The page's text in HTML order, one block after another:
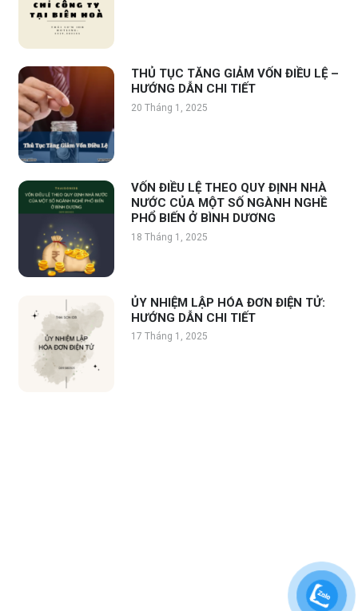
THỦ TỤC TĂNG GIẢM VỐN ĐIỀU LỆ –
HƯỚNG DẪN CHI TIẾT
20 Tháng 1, 2025
VỐN ĐIỀU LỆ THEO QUY ĐỊNH NHÀ
NƯỚC CỦA MỘT SỐ NGÀNH NGHỀ
PHỔ BIẾN Ở BÌNH DƯƠNG
18 Tháng 1, 2025
ỦY NHIỆM LẬP HÓA ĐƠN ĐIỆN TỬ:
HƯỚNG DẪN CHI TIẾT
17 Tháng 1, 2025